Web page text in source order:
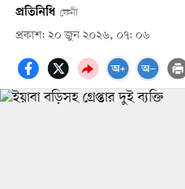
প্রতিনিধি ফেনী
প্রকাশ: ২০ জুন ২০২৬, ০৭: ০৬